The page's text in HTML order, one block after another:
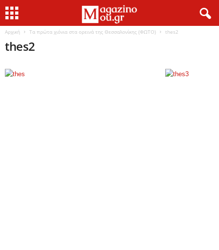
Αρχική Τα πρώτα χιόνια στα ορεινά της Θεσσαλονίκης (ΦΩΤΟ) thes2
thes2